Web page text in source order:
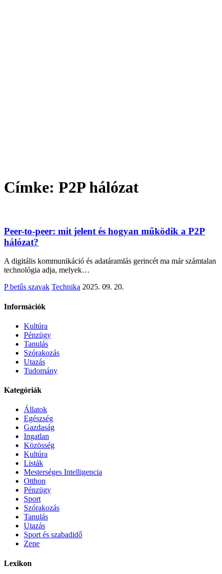
Címke: P2P hálózat
Peer-to-peer: mit jelent és hogyan működik a P2P
hálózat?
A digitális kommunikáció és adatáramlás gerincét ma már számtalan
technológia adja, melyek…
P betűs szavak Technika 2025. 09. 20.
Információk
Kultúra
Pénzügy
Tanulás
Szórakozás
Utazás
Tudomány
Kategóriák
Állatok
Egészség
Gazdaság
Ingatlan
Közösség
Kultúra
Listák
Mesterséges Intelligencia
Otthon
Pénzügy
Sport
Szórakozás
Tanulás
Utazás
Sport és szabadidő
Zene
Lexikon